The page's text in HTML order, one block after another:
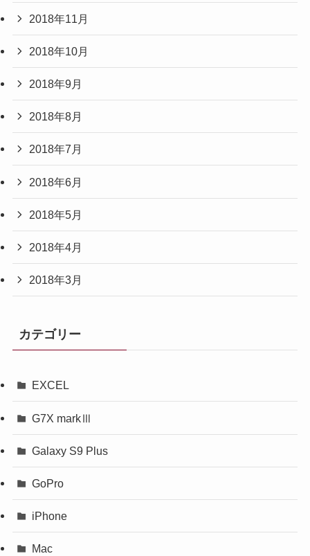
2018年11月
2018年10月
2018年9月
2018年8月
2018年7月
2018年6月
2018年5月
2018年4月
2018年3月
カテゴリー
EXCEL
G7X markⅢ
Galaxy S9 Plus
GoPro
iPhone
Mac